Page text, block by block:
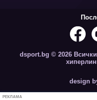
dsport.bg © 2026
design
РЕКЛАМА